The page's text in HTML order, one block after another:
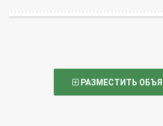
РАЗМЕСТИТЬ